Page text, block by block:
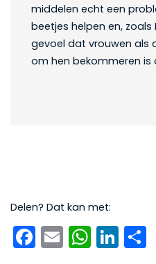
middelen echt een
beetjes helpen en,
gevoel dat vrouwen als
om hen bekommeren is
Delen? Dat kan met:
Facebook
Email